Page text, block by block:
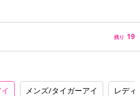
残り 19
メンズ/タイガーアイ レデ